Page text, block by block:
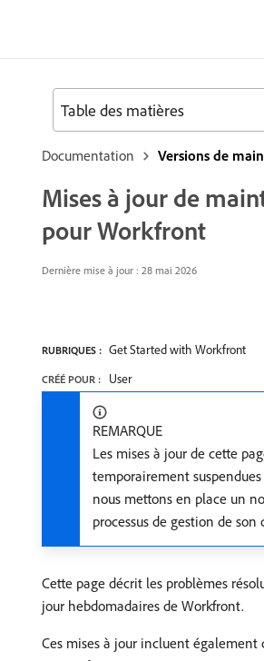
Documentation Versions de
Mises à jour de
pour Workfront
Dernière mise à jour : 28 mai 2026
RUBRIQUES : Get Started with Workfront
CRÉÉ POUR : User
REMARQUE
Les mises à jour de cette
temporairement
nous mettons en place un
processus de gestion de son
Cette page décrit les problèmes
jour hebdomadaires de Workfront.
Ces mises à jour incluent également
Table des matières